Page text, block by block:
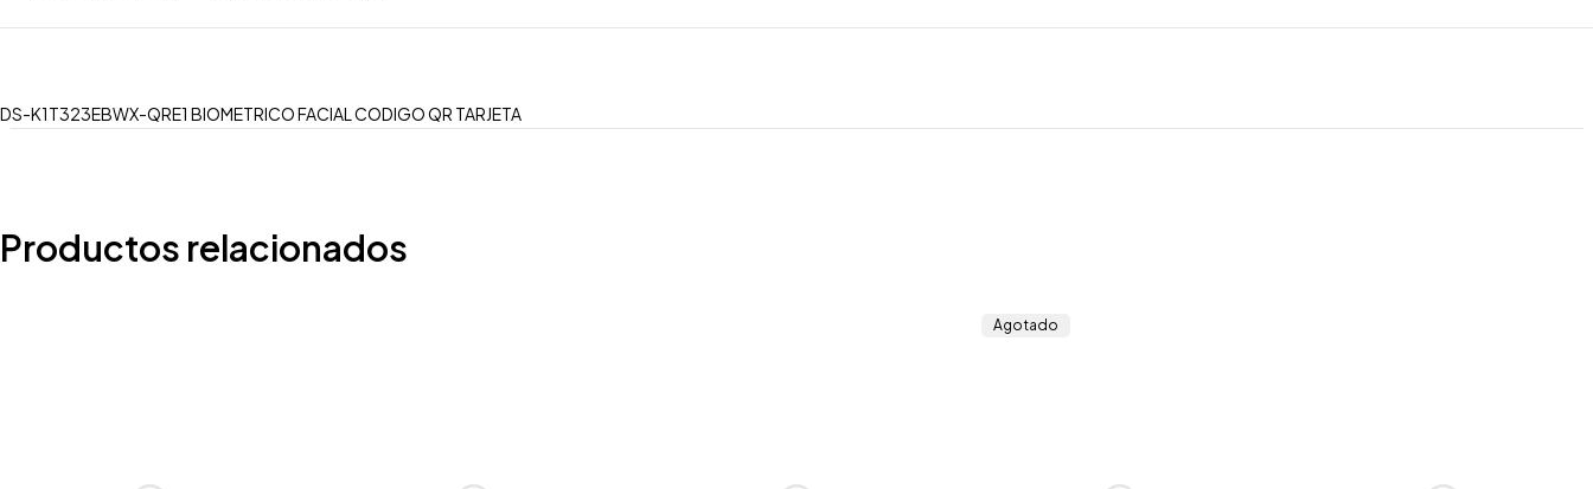
DS-K1T323EBWX-QRE1 BIOMETRICO FACIAL CODIGO QR TARJETA
Productos relacionados
Agotado